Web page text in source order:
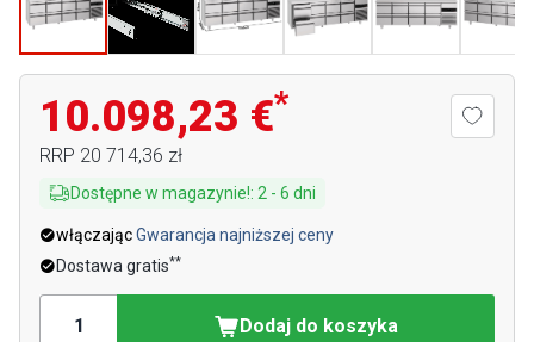
10.098,23 €*
RRP 20 714,36 zł
Dostępne w magazynie!: 2 - 6 dni
włączającGwarancja najniższej ceny
Dostawa gratis**
Dodaj do koszyka